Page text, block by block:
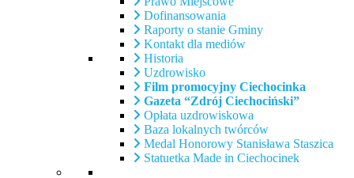
Dofinansowania
Raporty o stanie Gminy
Kontakt dla mediów
Historia
Uzdrowisko
Film promocyjny Ciechocinka
Gazeta “Zdrój Ciechociński”
Opłata uzdrowiskowa
Baza lokalnych twórców
Medal Honorowy Stanisława Staszica
Statuetka Made in Ciechocinek